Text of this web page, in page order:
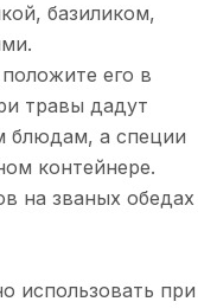
базиликом,
его в
травы дадут
блюдам, а специи
контейнере.
на званых обедах
использовать при